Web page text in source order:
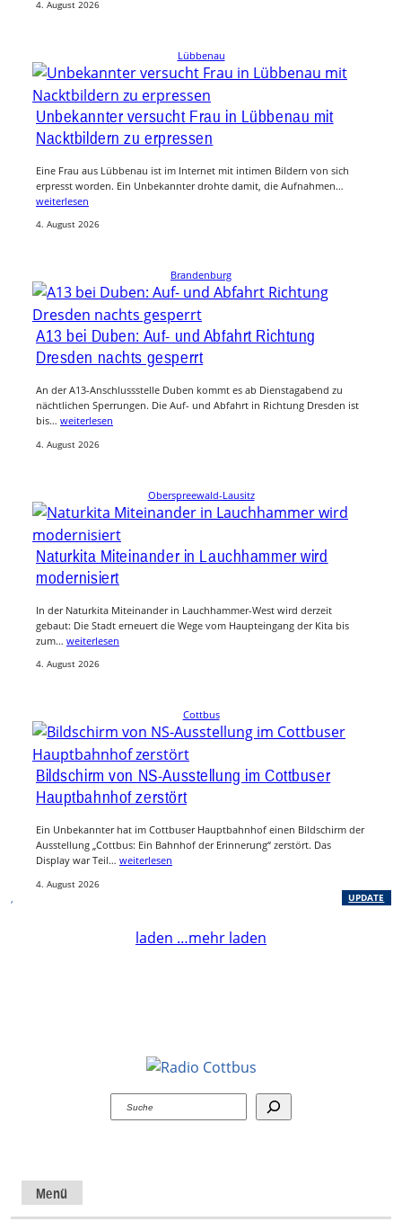
4. August 2026
Lübbenau
Unbekannter versucht Frau in Lübbenau mit
Nacktbildern zu erpressen
Eine Frau aus Lübbenau ist im Internet mit intimen Bildern von sich
erpresst worden. Ein Unbekannter drohte damit, die Aufnahmen…
weiterlesen
4. August 2026
Brandenburg
A13 bei Duben: Auf- und Abfahrt Richtung
Dresden nachts gesperrt
An der A13-Anschlussstelle Duben kommt es ab Dienstagabend zu
nächtlichen Sperrungen. Die Auf- und Abfahrt in Richtung Dresden ist
bis… weiterlesen
4. August 2026
Oberspreewald-Lausitz
Naturkita Miteinander in Lauchhammer wird
modernisiert
In der Naturkita Miteinander in Lauchhammer-West wird derzeit
gebaut: Die Stadt erneuert die Wege vom Haupteingang der Kita bis
zum… weiterlesen
4. August 2026
Cottbus
, UPDATE
Bildschirm von NS-Ausstellung im Cottbuser
Hauptbahnhof zerstört
Ein Unbekannter hat im Cottbuser Hauptbahnhof einen Bildschirm der
Ausstellung „Cottbus: Ein Bahnhof der Erinnerung“ zerstört. Das
Display war Teil… weiterlesen
4. August 2026
laden …mehr laden
Suchen
Menü